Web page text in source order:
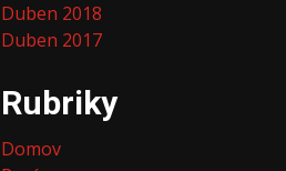
Duben 2018
Duben 2017
Rubriky
Domov